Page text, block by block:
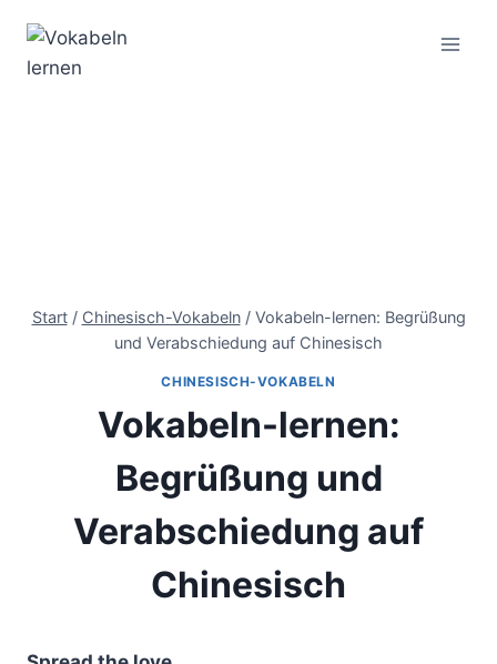
Start / Chinesisch-Vokabeln / Vokabeln-lernen: Begrüßung
und Verabschiedung auf Chinesisch
CHINESISCH-VOKABELN
Vokabeln-lernen:
Begrüßung und
Verabschiedung auf
Chinesisch